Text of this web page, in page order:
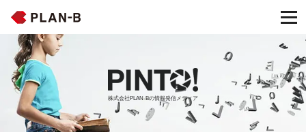
株式会社PLAN-Bの情報発信メディア